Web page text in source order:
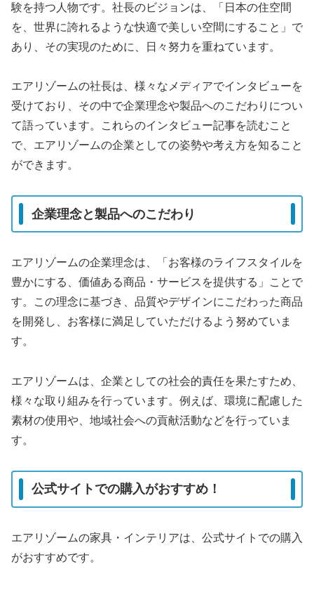
験を持つ人物です。社長のビジョンは、「日本の住空間
を、世界に誇れるような快適で美しい空間にすること」で
あり、その実現のために、日々努力を重ねています。
エアリゾームの社長は、様々なメディアでインタビューを
受けており、その中で企業理念や製品へのこだわりについ
て語っています。これらのインタビュー記事を読むこと
で、エアリゾームの企業としての姿勢や考え方を知ること
ができます。
企業理念と製品へのこだわり
エアリゾームの企業理念は、「お客様のライフスタイルを
豊かにする、価値ある商品・サービスを提供する」ことで
す。この理念に基づき、品質やデザインにこだわった商品
を開発し、お客様に満足していただけるよう努めていま
す。
エアリゾームは、企業としての社会的責任を果たすため、
様々な取り組みを行っています。例えば、環境に配慮した
素材の使用や、地域社会への貢献活動などを行っていま
す。
公式サイトでの購入がおすすめ！
エアリゾームの家具・インテリアは、公式サイトでの購入
がおすすめです。